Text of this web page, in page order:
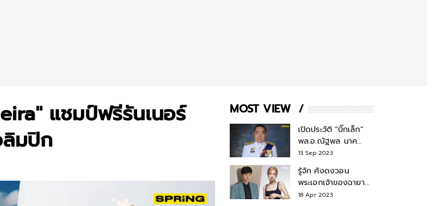
แชมป์ฟรีรันเนอร์
ลิมปิก
MOST VIEW
เปิดประวัติ "บิ๊กเล็ก"
พล.อ.ณัฐพล นาค
พาณิชย์ จากเลขาฯ
สมช.-เลขาฯ
รมว.กลาโหม
13 Sep 2023
รู้จัก คังดงวอน
พระเอกเจ้าของฉายา
สมบัติแห่งชาติ หลังมี
18 Apr 2023